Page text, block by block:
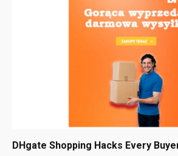
DHgate Shopping Hacks Every